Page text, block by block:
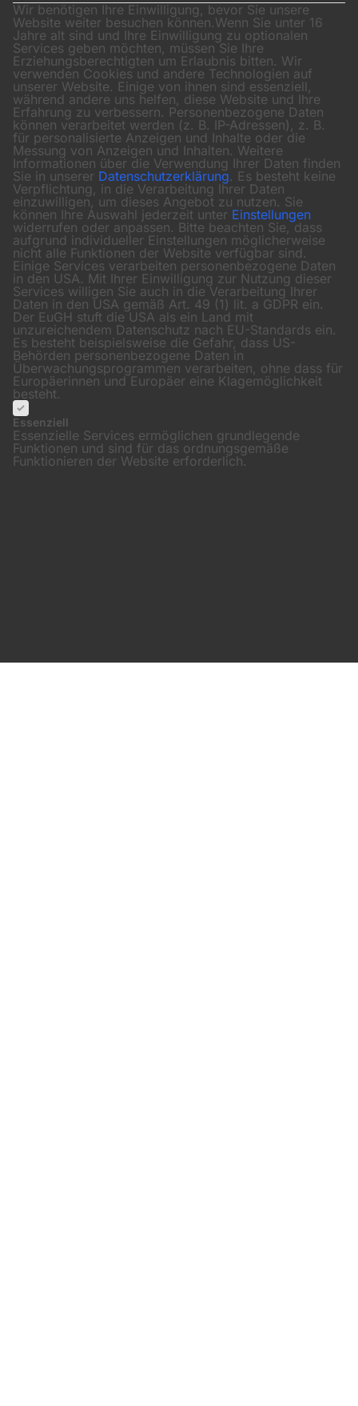
Wir benötigen Ihre Einwilligung, bevor Sie unsere
Website weiter besuchen können.Wenn Sie unter 16
Jahre alt sind und Ihre Einwilligung zu optionalen
Services geben möchten, müssen Sie Ihre
Erziehungsberechtigten um Erlaubnis bitten. Wir
verwenden Cookies und andere Technologien auf
unserer Website. Einige von ihnen sind essenziell,
während andere uns helfen, diese Website und Ihre
Erfahrung zu verbessern. Personenbezogene Daten
können verarbeitet werden (z. B. IP-Adressen), z. B.
für personalisierte Anzeigen und Inhalte oder die
Messung von Anzeigen und Inhalten. Weitere
Informationen über die Verwendung Ihrer Daten finden
Sie in unserer Datenschutzerklärung. Es besteht keine
Verpflichtung, in die Verarbeitung Ihrer Daten
einzuwilligen, um dieses Angebot zu nutzen. Sie
können Ihre Auswahl jederzeit unter Einstellungen
widerrufen oder anpassen. Bitte beachten Sie, dass
aufgrund individueller Einstellungen möglicherweise
nicht alle Funktionen der Website verfügbar sind.
Einige Services verarbeiten personenbezogene Daten
in den USA. Mit Ihrer Einwilligung zur Nutzung dieser
Services willigen Sie auch in die Verarbeitung Ihrer
Daten in den USA gemäß Art. 49 (1) lit. a GDPR ein.
Der EuGH stuft die USA als ein Land mit
unzureichendem Datenschutz nach EU-Standards ein.
Es besteht beispielsweise die Gefahr, dass US-
Behörden personenbezogene Daten in
Überwachungsprogrammen verarbeiten, ohne dass für
Europäerinnen und Europäer eine Klagemöglichkeit
besteht.
Essenziell
Essenzielle Services ermöglichen grundlegende
Funktionen und sind für das ordnungsgemäße
Funktionieren der Website erforderlich.